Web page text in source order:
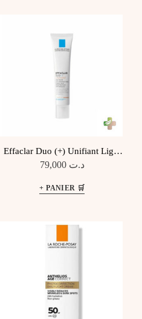
Effaclar Duo (+) Unifiant Light
40 Mlد.ت 79,000